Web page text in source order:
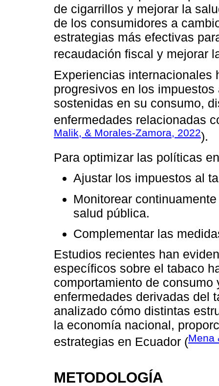
de cigarrillos y mejorar la
de los consumidores a
estrategias más efectivas
recaudación fiscal y mejorar
Experiencias internacionales
progresivos en los
sostenidas en su consumo,
enfermedades relacionadas
Malik, & Morales-Zamora, 2022).
Para optimizar las políticas
Ajustar los impuestos al
Monitorear
salud pública.
Complementar las
Estudios recientes han
específicos sobre el tabaco
comportamiento de
enfermedades derivadas del
analizado cómo distintas
la economía nacional,
estrategias en Ecuador (Mena
METODOLOGÍA